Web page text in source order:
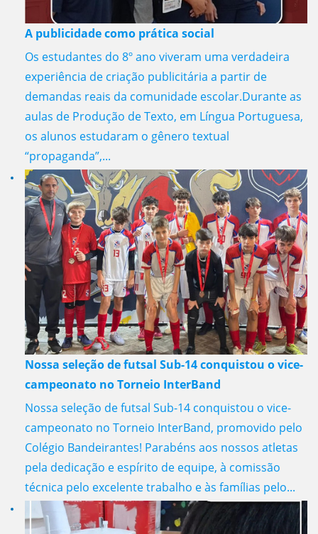
A publicidade como prática social
Os estudantes do 8º ano viveram uma verdadeira
experiência de criação publicitária a partir de
demandas reais da comunidade escolar.Durante as
aulas de Produção de Texto, em Língua Portuguesa,
os alunos estudaram o gênero textual
“propaganda”,...
Nossa seleção de futsal Sub-14 conquistou o vice-
campeonato no Torneio InterBand
Nossa seleção de futsal Sub-14 conquistou o vice-
campeonato no Torneio InterBand, promovido pelo
Colégio Bandeirantes! Parabéns aos nossos atletas
pela dedicação e espírito de equipe, à comissão
técnica pelo excelente trabalho e às famílias pelo...